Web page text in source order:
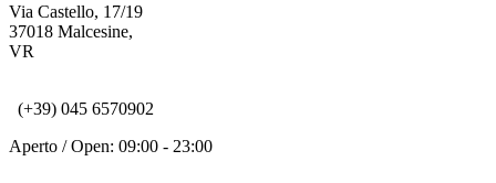
Via Castello, 17/19
37018 Malcesine,
VR
(+39) 045 6570902
Aperto / Open: 09:00 - 23:00